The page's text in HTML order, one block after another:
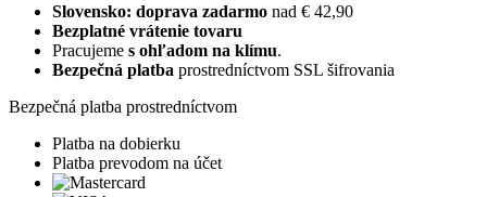
Slovensko: doprava zadarmo nad € 42,90
Bezplatné vrátenie tovaru
Pracujeme s ohľadom na klímu.
Bezpečná platba prostredníctvom SSL šifrovania
Bezpečná platba prostredníctvom
Platba na dobierku
Platba prevodom na účet